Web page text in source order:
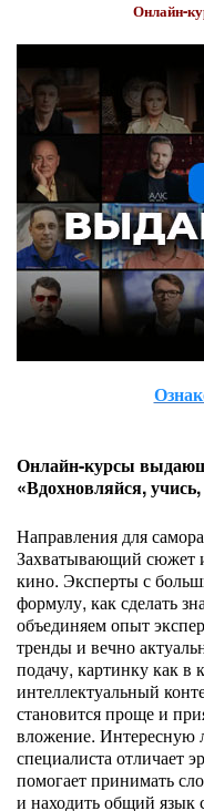
Онлайн-
Онлайн-курсы
«Вдохновляйся, учись,
Направления для
Захватывающий сюжет
кино. Эксперты с
формулу, как сделать
объединяем опыт
тренды и вечно
подачу, картинку как
интеллектуальный
становится проще и
вложение. Интересную
специалиста отличает
помогает принимать
и находить общий